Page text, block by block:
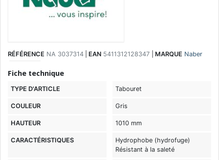
RÉFÉRENCE NA 3037314 EAN 5411312128347 MARQUE Naber
Fiche technique
TYPE D'ARTICLE Tabouret
COULEUR Gris
HAUTEUR 1010 mm
CARACTÉRISTIQUES
Hydrophobe (hydrofuge)
Résistant à la saleté